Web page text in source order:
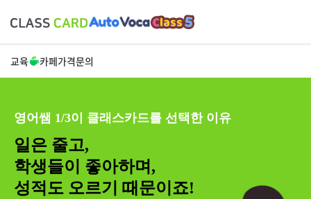
교육 카페가격문의
영어쌤 1/3이 클래스카드를 선택한 이유
일은 줄고,
학생들이 좋아하며,
성적도 오르기 때문이죠!